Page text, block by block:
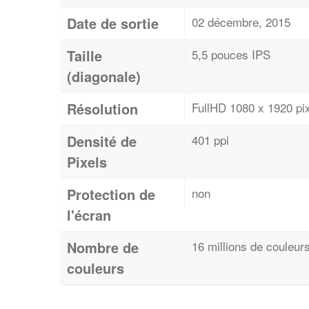
Date de sortie 02 décembre, 2015
Taille
(diagonale)
5,5 pouces IPS
Résolution FullHD 1080 x 1920
Densité de
Pixels
401 ppi
Protection de
l'écran
non
Nombre de
couleurs
16 millions de couleurs